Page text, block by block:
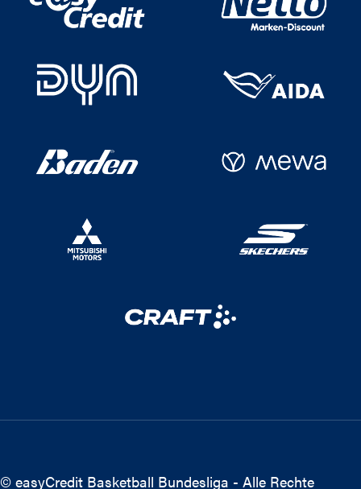
© easyCredit Basketball Bundesliga - Alle Rechte